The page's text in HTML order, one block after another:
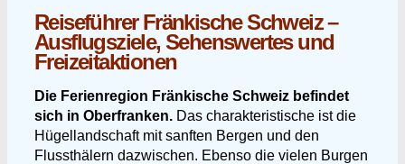
Reiseführer Fränkische Schweiz –
Ausflugsziele, Sehenswertes und
Freizeitaktionen
Die Ferienregion Fränkische Schweiz befindet
sich in Oberfranken. Das charakteristische ist die
Hügellandschaft mit sanften Bergen und den
Flussthälern dazwischen. Ebenso die vielen Burgen